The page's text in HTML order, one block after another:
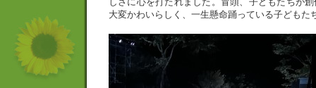
大変かわいらしく、一生懸命踊っている子どもた